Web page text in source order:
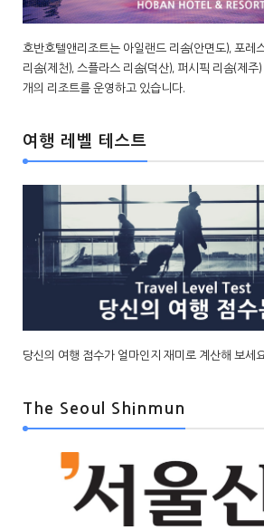
호반호텔앤리조트는 아일랜드 리솜(안면도), 포레
리솜(제천), 스플라스 리솜(덕산), 퍼시픽 리솜(제주
개의 리조트를 운영하고 있습니다.
여행 레벨 테스트
당신의 여행 점수가 얼마인지 재미로 계산해 보세
The Seoul Shinmun